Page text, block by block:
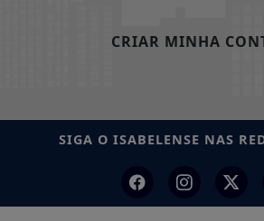
CRIAR MINHA
SIGA O ISABELENSE NAS